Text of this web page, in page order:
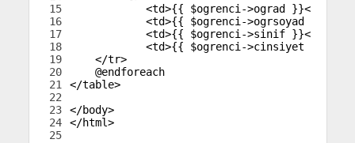
15
16
17
18
19
20
21
22
23
24
25
<td>{{ $ogrenci->ograd }}</td>
<td>{{ $ogrenci->ogrsoyad }}
<td>{{ $ogrenci->sinif }}</td>
<td>{{ $ogrenci->cinsiyet }}
</tr>
@endforeach
</table>
</body>
</html>